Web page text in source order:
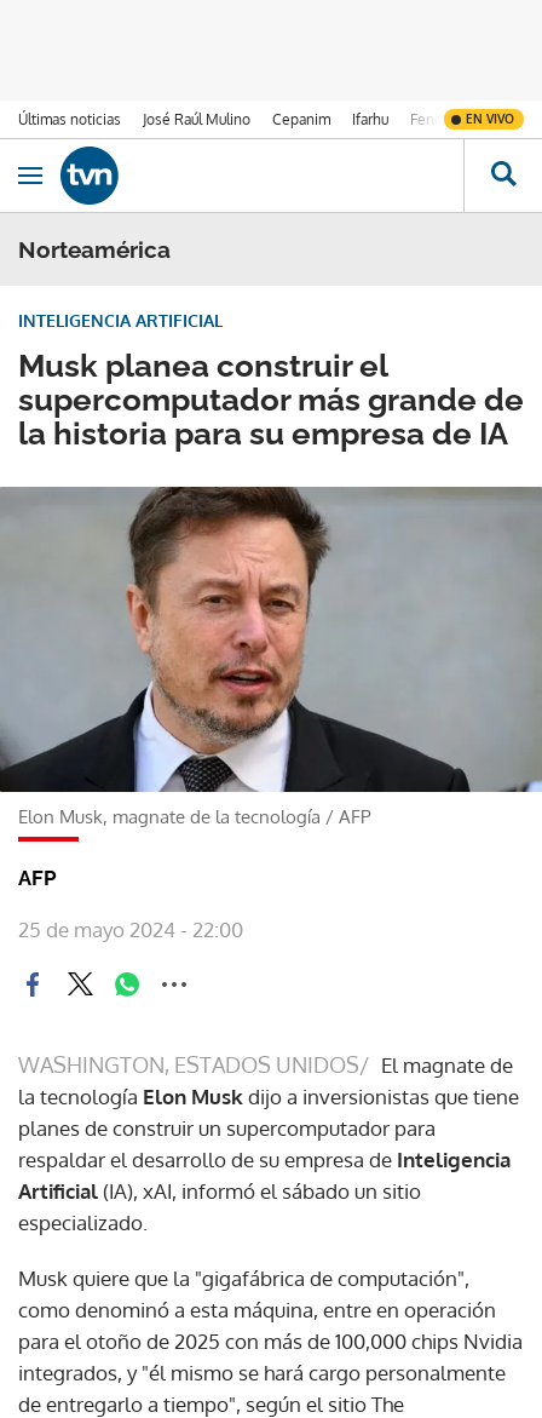
Últimas noticias José Raúl Mulino Cepanim Ifarhu Fenómeno de El
EN VIVO
Ir al contenido
Obrir navegació
Norteamérica
Musk planea construir el
supercomputador más grande de
la historia para su empresa de IA
INTELIGENCIA ARTIFICIAL
Elon Musk, magnate de la tecnología / AFP
AFP
25 de mayo 2024 - 22:00
WASHINGTON, ESTADOS UNIDOS/ El magnate de
la tecnología Elon Muskdijo a inversionistas que tiene
planes de construir un supercomputador para
respaldar el desarrollo de su empresa de Inteligencia
Artificial (IA), xAI, informó el sábado un sitio
especializado.
Musk quiere que la "gigafábrica de computación",
como denominó a esta máquina, entre en operación
para el otoño de 2025 con más de 100,000 chips Nvidia
integrados, y "él mismo se hará cargo personalmente
de entregarlo a tiempo", según el sitio The